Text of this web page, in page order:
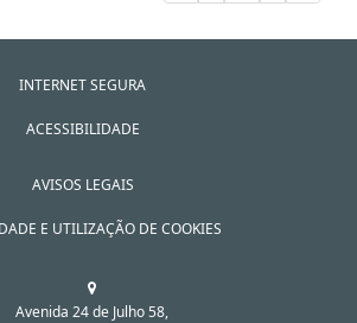
INTERNET SEGURA
ACESSIBILIDADE
AVISOS LEGAIS
E UTILIZAÇÃO DE COOKIES
Avenida 24 de Julho 58,